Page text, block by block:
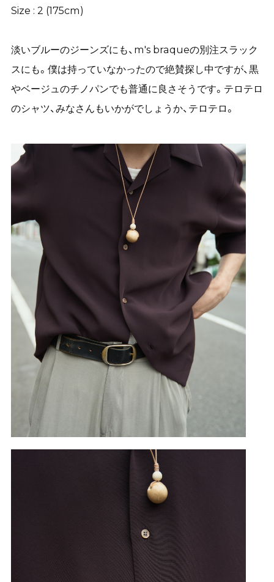
Size : 2 (175cm)
淡いブルーのジーンズにも、m's braqueの別注スラック
スにも。僕は持っていなかったので絶賛探し中ですが、黒
やベージュのチノパンでも普通に良さそうです。テロテロ
のシャツ、みなさんもいかがでしょうか、テロテロ。